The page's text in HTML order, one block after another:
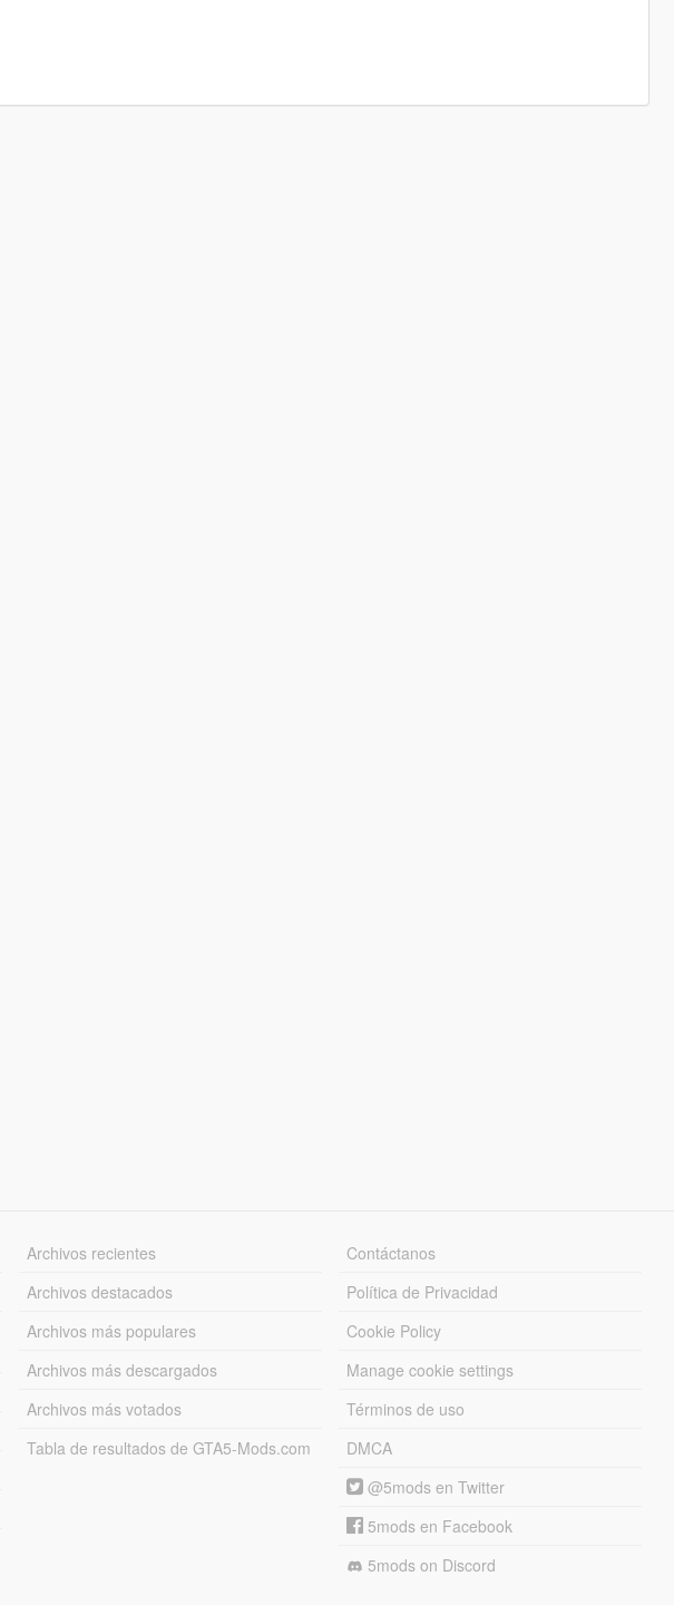
Archivos recientes
Archivos destacados
Archivos más populares
Archivos más descargados
Archivos más votados
Tabla de resultados de GTA5-Mods.com
Contáctanos
Política de Privacidad
Cookie Policy
Manage cookie settings
Términos de uso
DMCA
@5mods en Twitter
5mods en Facebook
5mods on Discord